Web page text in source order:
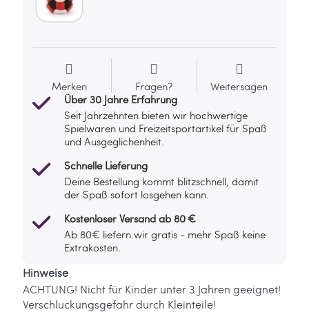
Merken Fragen?
Weitersagen
Über 30 Jahre Erfahrung
Seit Jahrzehnten bieten wir hochwertige
Spielwaren und Freizeitsportartikel für Spaß
und Ausgeglichenheit.
Schnelle Lieferung
Deine Bestellung kommt blitzschnell, damit
der Spaß sofort losgehen kann.
Kostenloser Versand ab 80 €
Ab 80€ liefern wir gratis - mehr Spaß keine
Extrakosten.
Hinweise
ACHTUNG! Nicht für Kinder unter 3 Jahren geeignet!
Verschluckungsgefahr durch Kleinteile!